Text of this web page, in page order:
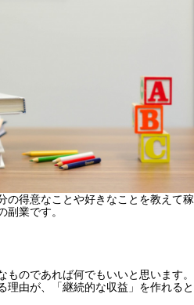
の得意なことや好きなことを教えて稼
副業です。
のであれば何でもいいと思います。
理由が、
「継続的な収益」を作れると